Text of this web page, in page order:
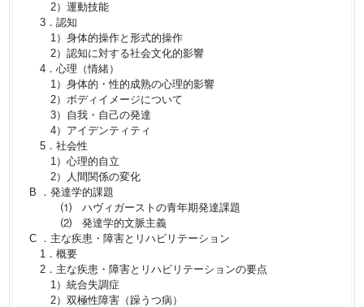
2）運動技能
3．認知
1）身体的操作と形式的操作
2）認知に対する社会文化的影響
4．心理（情緒）
1）身体的・性的成熟の心理的影響
2）ボディイメージについて
3）自我・自己の発達
4）アイデンティティ
5．社会性
1）心理的自立
2）人間関係の変化
B ．発達学的課題
⑴ ハヴィガーストの青年期発達課題
⑵ 発達学的文脈主義
C ．主な疾患・障害とリハビリテーション
1．概要
2．主な疾患・障害とリハビリテーションの要点
1）統合失調症
2）双極性障害（躁うつ病）